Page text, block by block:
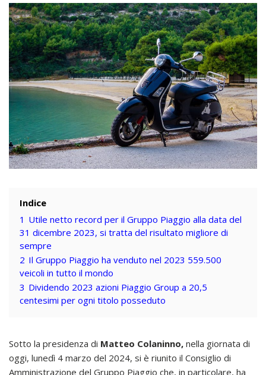
Indice
1 Utile netto record per il Gruppo Piaggio alla data del
31 dicembre 2023, si tratta del risultato migliore di
sempre
2 Il Gruppo Piaggio ha venduto nel 2023 559.500
veicoli in tutto il mondo
3 Dividendo 2023 azioni Piaggio Group a 20,5
centesimi per ogni titolo posseduto
Sotto la presidenza di Matteo Colaninno, nella giornata di
oggi, lunedì 4 marzo del 2024, si è riunito il Consiglio di
Amministrazione del Gruppo Piaggio che, in particolare, ha